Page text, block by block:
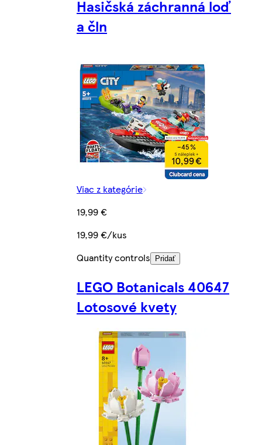
Hasičská záchranná loď
a čln
Viac z kategórie
19,99 €
19,99 €/kus
Quantity controls
Pridať
LEGO Botanicals 40647
Lotosové kvety